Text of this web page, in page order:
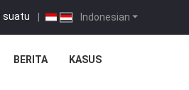
Indonesian
suatu |
BERITA KASUS